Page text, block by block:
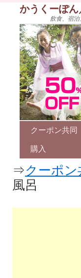
かうくーぽ
飲食、宿
クーポン共同
購入
⇒クーポ
風呂